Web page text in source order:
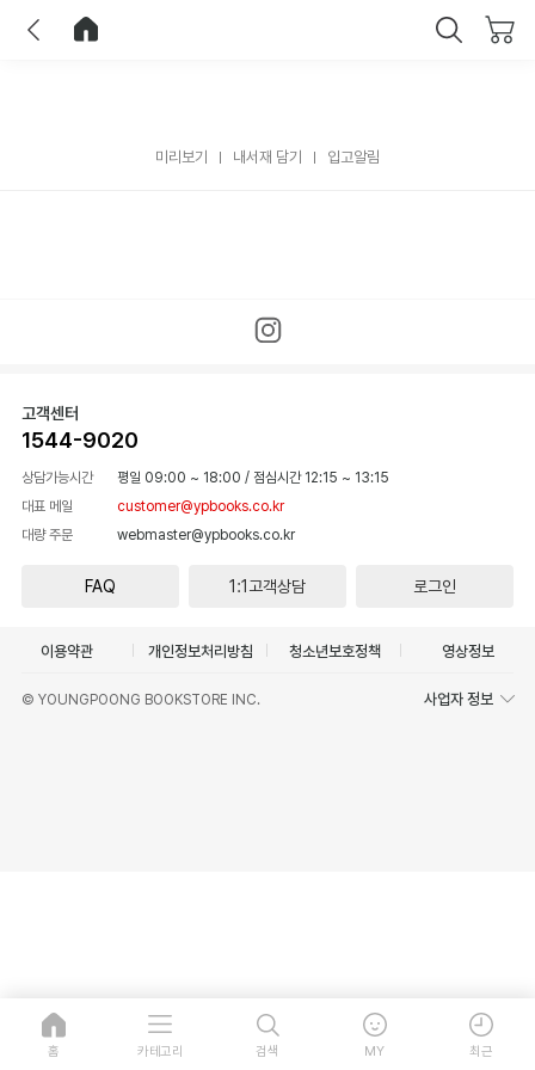
미리보기 내서재 담기 입고알림
고객센터
1544-9020
상담가능시간 평일 09:00 ~ 18:00 / 점심시간 12:15 ~ 13:15
대표 메일
customer@ypbooks.co.kr
대량 주문
webmaster@ypbooks.co.kr
FAQ 1:1고객상담 로그인
이용약관 개인정보처리방침 청소년보호정책 영상정보
© YOUNGPOONG BOOKSTORE INC. 사업자 정보
홈 카테고리 검색 MY 최근